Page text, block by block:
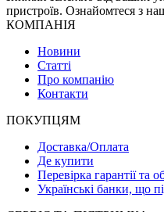
пристроїв. Ознайомтеся з
КОМПАНІЯ
Новини
Статті
Про компанію
Контакти
ПОКУПЦЯМ
Доставка/Оплата
Де купити
Перевірка гарантії та
Українські банки, що